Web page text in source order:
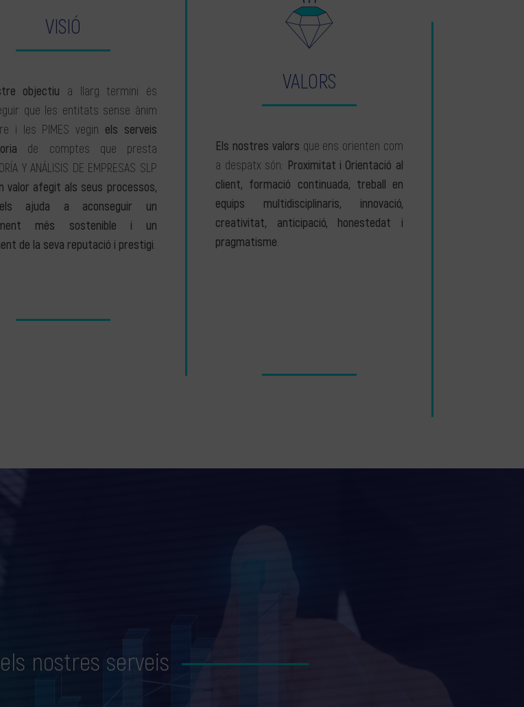
VISIÓ
objectiu a llarg termini és
que les entitats sense ànim
i les PIMES vegin els serveis
de comptes que presta
Y ANÁLISIS DE EMPRESAS SLP
valor afegit als seus processos,
ajuda a aconseguir un
més sostenible i un
de la seva reputació i prestigi.
VALORS
Els nostres valors que ens orienten com
a despatx són: Proximitat i Orientació al
client, formació continuada, treball en
equips multidisciplinaris, innovació,
creativitat, anticipació, honestedat i
pragmatisme.
nostres serveis